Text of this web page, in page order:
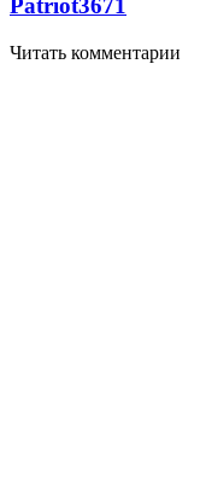
Patriot3671
Читать комментарии